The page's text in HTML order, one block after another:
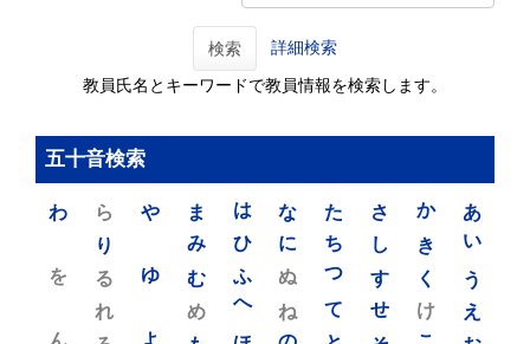
検索 詳細検索
教員氏名とキーワードで教員情報を検索します。
五十音検索
あ
い
う
え
お
か
き
く
け
こ
さ
し
す
せ
そ
た
ち
つ
て
と
な
に
ぬ
ね
の
は
ひ
ふ
へ
ほ
ま
み
む
め
も
や
ゆ
よ
ら
り
る
れ
ろ
わ
を
ん